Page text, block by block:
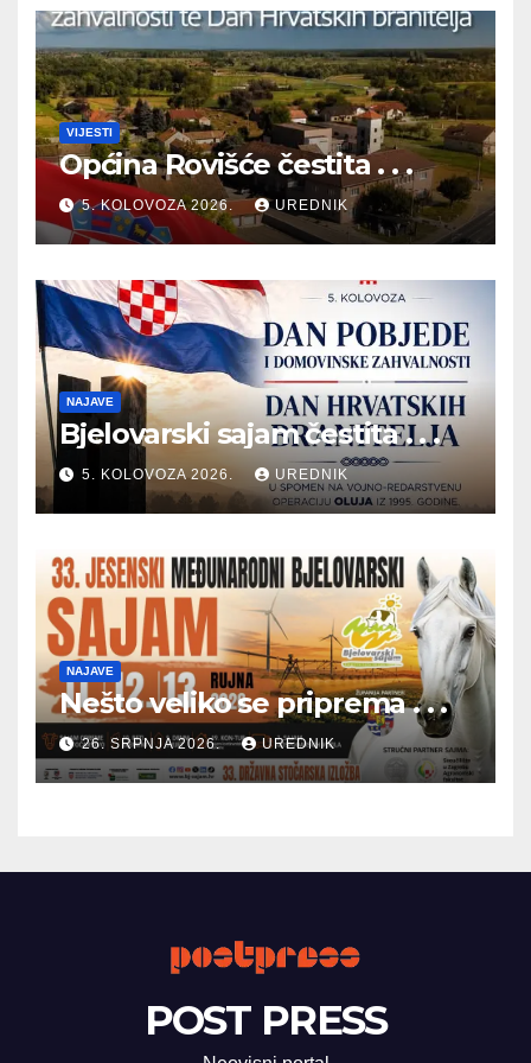
VIJESTI
Općina Rovišće čestita . . .
5. KOLOVOZA 2026. UREDNIK
NAJAVE
Bjelovarski sajam čestita . . .
5. KOLOVOZA 2026. UREDNIK
NAJAVE
Nešto veliko se priprema . . .
26. SRPNJA 2026. UREDNIK
POST PRESS